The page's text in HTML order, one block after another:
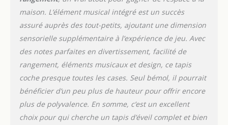
maison. L’élément musical intégré est un succès
assuré auprès des tout-petits, ajoutant une dimension
sensorielle supplémentaire à l’expérience de jeu. Avec
des notes parfaites en divertissement, facilité de
rangement, éléments musicaux et design, ce tapis
coche presque toutes les cases. Seul bémol, il pourrait
bénéficier d’un peu plus de hauteur pour offrir encore
plus de polyvalence. En somme, c’est un excellent
choix pour qui cherche un tapis d’éveil complet et bien